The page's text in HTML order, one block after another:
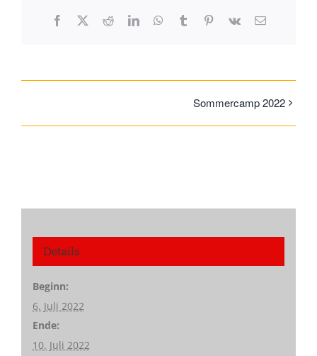
Facebook
X RedditLinkedInWhatsApp
TumblrPinterest
Vk
E-
Sommercamp 2022
Details
Beginn:
6. Juli 2022
Ende:
10. Juli 2022